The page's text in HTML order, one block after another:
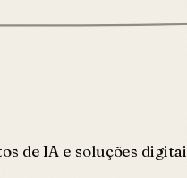
IA e soluções